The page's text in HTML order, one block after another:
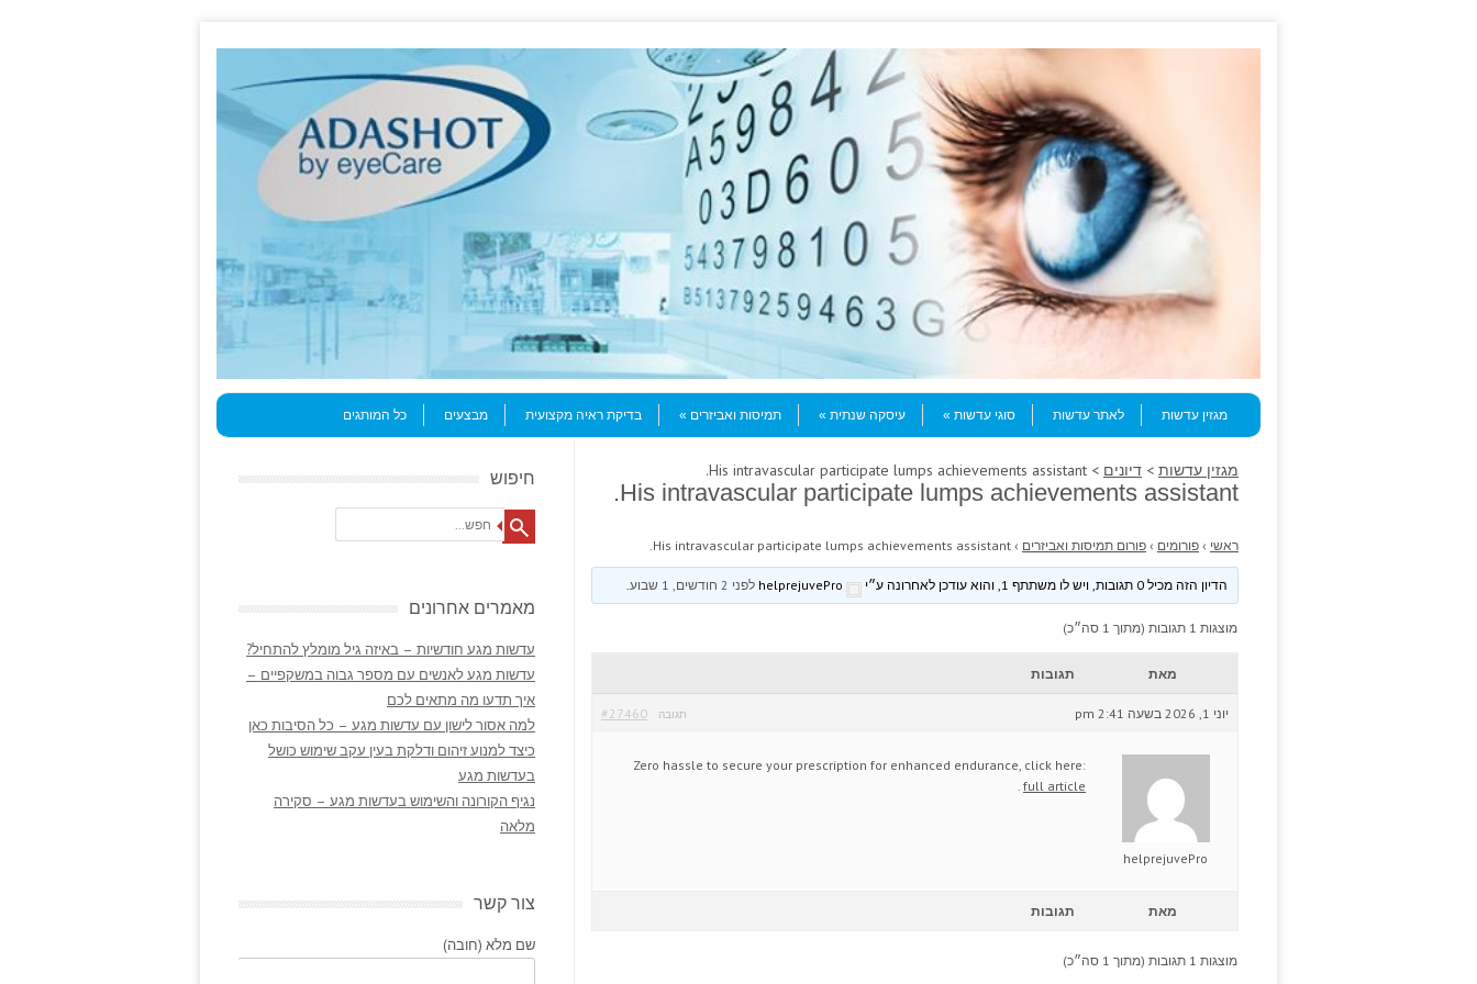
Menu
Skip to content
מגזין עדשות
לאתר עדשות סוגי עדשות עיסקה שנתית תמיסות ואביזרים בדיקת ראיה מקצועית מבצעים כל המותגים
מגזין עדשות > דיונים > His intravascular participate lumps achievements assistant.
His intravascular participate lumps achievements assistant.
ראשי › פורומים › פורום תמיסות ואביזרים ›
His intravascular participate lumps achievements assistant.
הדיון הזה מכיל 0 תגובות, ויש לו משתתף 1, והוא עודכן לאחרונה ע״י לפני 2 חודשים, 1 שבוע
מוצגות 1 תגובות (מתוך 1 סה״כ)
מאת תגובות
יוני 1, 2026 בשעה 2:41 pm #27460 תגובה
helprejuvePro
Zero hassle to secure your prescription for enhanced endurance, click here:
full article
מאת תגובות
מוצגות 1 תגובות (מתוך 1 סה״כ)
חיפוש
Search
מאמרים אחרונים
עדשות מגע חודשיות – באיזה גיל מומלץ להתחיל?
עדשות מגע לאנשים עם מספר גבוה במשקפיים –
איך תדעו מה מתאים לכם
למה אסור לישון עם עדשות מגע – כל הסיבות כאן
כיצד למנוע זיהום ודלקת בעין עקב שימוש כושל
בעדשות מגע
נגיף הקורונה והשימוש בעדשות מגע – סקירה
מלאה
צור קשר
שם מלא (חובה)